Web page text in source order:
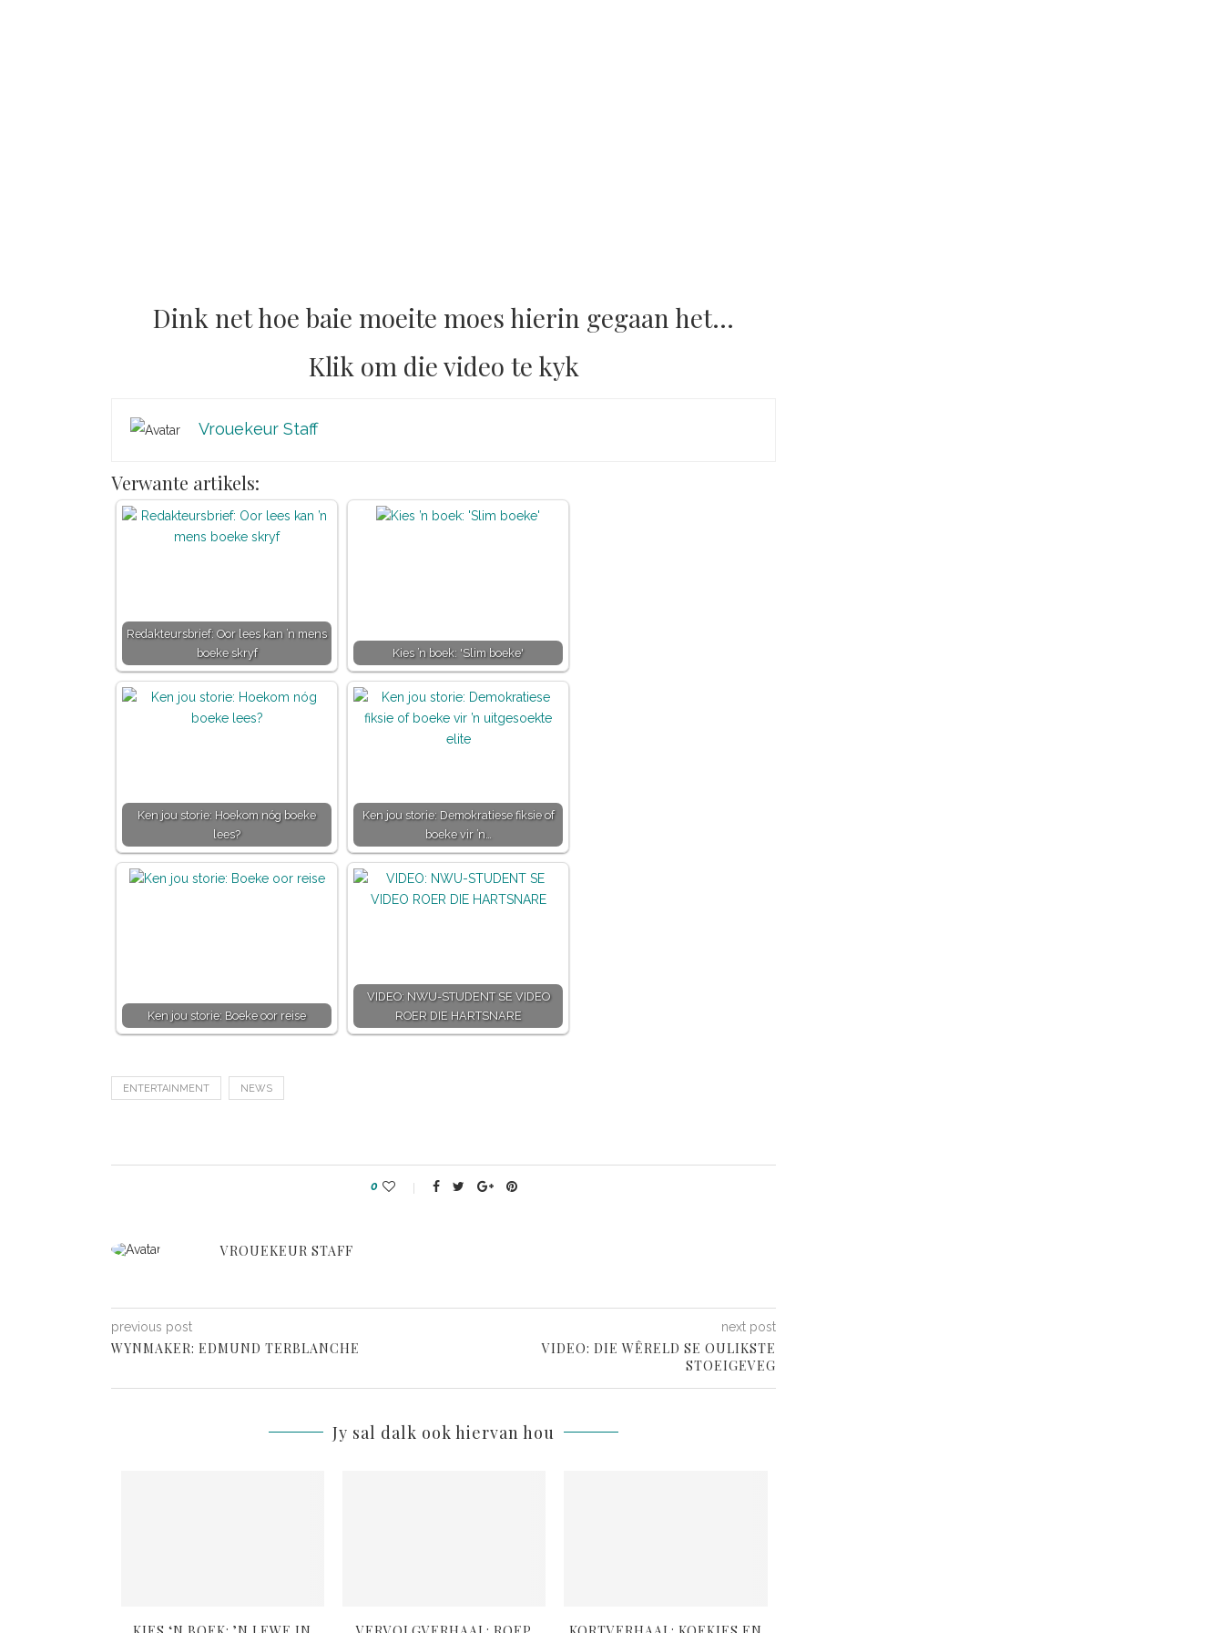
Dink net hoe baie moeite moes hierin gegaan het…
Klik om die video te kyk
Vrouekeur Staff
Verwante artikels:
Redakteursbrief: Oor lees kan ’n mens
boeke skryf
Kies ’n boek: 'Slim boeke'
Ken jou storie: Hoekom nóg boeke
lees?
Ken jou storie: Demokratiese fiksie of
boeke vir ’n…
Ken jou storie: Boeke oor reise
VIDEO: NWU-STUDENT SE VIDEO
ROER DIE HARTSNARE
ENTERTAINMENT NEWS
0
VROUEKEUR STAFF
previous post
WYNMAKER: EDMUND TERBLANCHE
next post
VIDEO: DIE WÊRELD SE OULIKSTE
STOEIGEVEG
Jy sal dalk ook hiervan hou